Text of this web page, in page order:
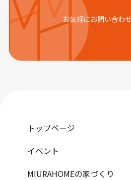
お気軽にお問い合わ
トップページ
イベント
MIURAHOMEの家づくり